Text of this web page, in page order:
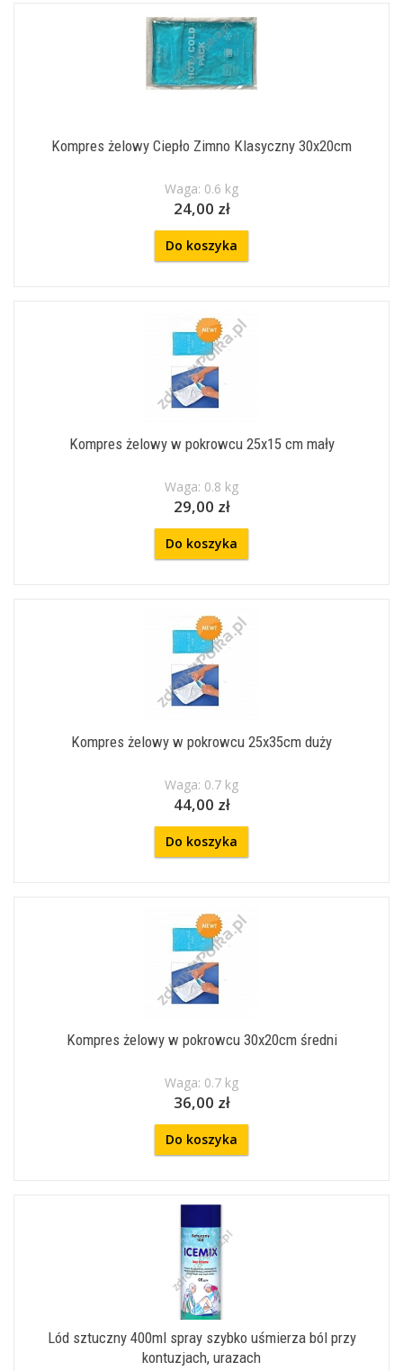
Kompres żelowy Ciepło Zimno Klasyczny 30x20cm
Waga: 0.6 kg
24,00 zł
Do koszyka
Kompres żelowy w pokrowcu 25x15 cm mały
Waga: 0.8 kg
29,00 zł
Do koszyka
Kompres żelowy w pokrowcu 25x35cm duży
Waga: 0.7 kg
44,00 zł
Do koszyka
Kompres żelowy w pokrowcu 30x20cm średni
Waga: 0.7 kg
36,00 zł
Do koszyka
Lód sztuczny 400ml spray szybko uśmierza ból przy
kontuzjach, urazach